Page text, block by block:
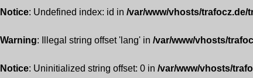
Notice: Undefined index: id in /var/www/vhosts/trafocz.de/
Warning: Illegal string offset 'lang' in /var/www/vhosts/
Notice: Uninitialized string offset: 0 in /var/www/vhosts/